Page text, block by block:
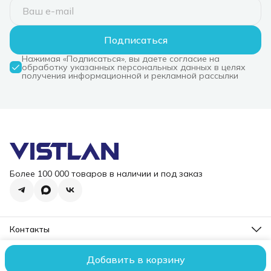
Добавить в корзину
Подписаться
Нажимая «Подписаться», вы даете согласие на
обработку указанных персональных данных в целях
получения информационной и рекламной рассылки
Более 100 000 товаров в наличии и под заказ
Контакты
Режим работы
2006 – 2026 ООО "ВИСТЛАН". Все права защищены.